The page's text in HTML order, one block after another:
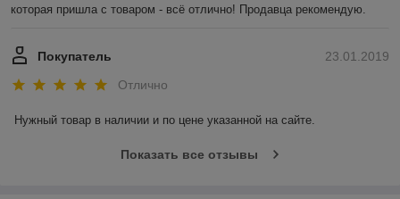
которая пришла с товаром - всё отлично! Продавца рекомендую.
23.01.2019
Покупатель
Отлично
Нужный товар в наличии и по цене указанной на сайте.
Показать все отзывы